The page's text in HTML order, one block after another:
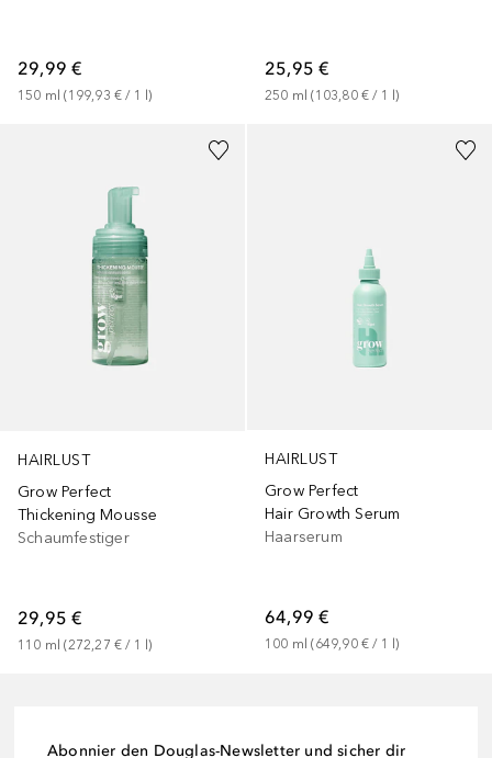
29,99 €
150 ml (199,93 € / 1 l)
25,95 €
250 ml (103,80 € / 1 l)
HAIRLUST
Grow Perfect
Thickening Mousse
Schaumfestiger
29,95 €
110 ml (272,27 € / 1 l)
HAIRLUST
Grow Perfect
Hair Growth Serum
Haarserum
64,99 €
100 ml (649,90 € / 1 l)
Abonnier den Douglas-Newsletter und sicher dir